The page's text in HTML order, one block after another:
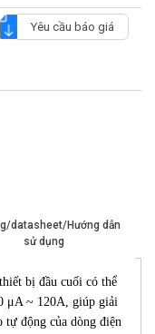
Yêu cầu báo giá
datasheet/Hướng dẫn
sử dụng
bị đầu cuối có thể
μA ~ 120A, giúp giải
tự động của dòng điện